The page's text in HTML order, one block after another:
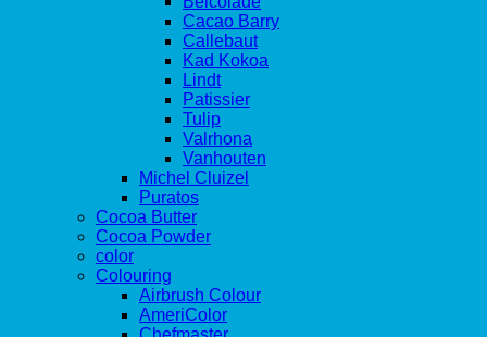
Cacao Barry
Callebaut
Kad Kokoa
Lindt
Patissier
Tulip
Valrhona
Vanhouten
Michel Cluizel
Puratos
Cocoa Butter
Cocoa Powder
color
Colouring
Airbrush Colour
AmeriColor